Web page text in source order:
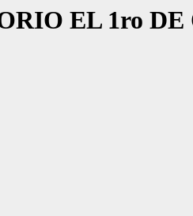
EL 1ro DE